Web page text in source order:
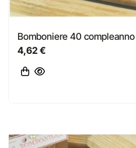
Bomboniere 40 compleanno
4,62 €